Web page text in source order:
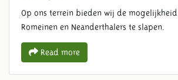
Op ons terrein bieden wij de
Romeinen en Neanderthalers te slapen.
Read more